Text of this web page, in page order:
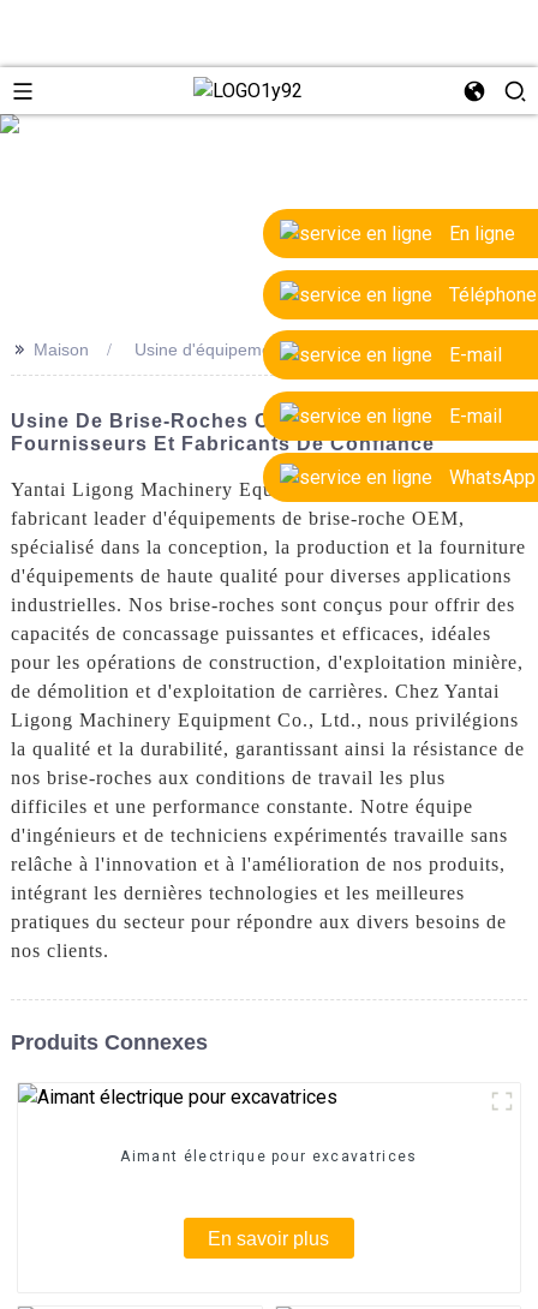
En ligne
Téléphone
E-mail
E-mail
WhatsApp
>> Maison Usine d'équipements de brise-roche OEM
Usine De Brise-Roches OEM De Haute Qualité |
Fournisseurs Et Fabricants De Confiance
Yantai Ligong Machinery Equipment Co., Ltd. est un
fabricant leader d'équipements de brise-roche OEM,
spécialisé dans la conception, la production et la fourniture
d'équipements de haute qualité pour diverses applications
industrielles. Nos brise-roches sont conçus pour offrir des
capacités de concassage puissantes et efficaces, idéales
pour les opérations de construction, d'exploitation minière,
de démolition et d'exploitation de carrières. Chez Yantai
Ligong Machinery Equipment Co., Ltd., nous privilégions
la qualité et la durabilité, garantissant ainsi la résistance de
nos brise-roches aux conditions de travail les plus
difficiles et une performance constante. Notre équipe
d'ingénieurs et de techniciens expérimentés travaille sans
relâche à l'innovation et à l'amélioration de nos produits,
intégrant les dernières technologies et les meilleures
pratiques du secteur pour répondre aux divers besoins de
nos clients.
Produits Connexes
Aimant électrique pour excavatrices
En savoir plus